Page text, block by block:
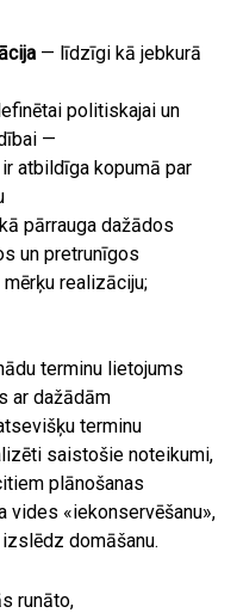
— līdzīgi kā jebkurā
politiskajai un
—
atbildīga kopumā par
pārrauga dažādos
un pretrunīgos
realizāciju;
terminu lietojums
ar dažādām
terminu
saistošie noteikumi,
plānošanas
vides «iekonservēšanu»,
domāšanu.
runāto,